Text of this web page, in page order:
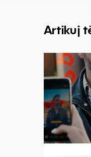
Artikuj